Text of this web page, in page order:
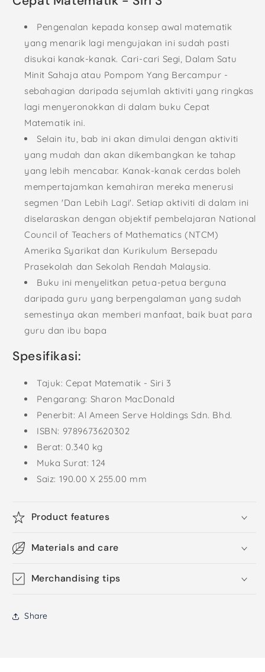
Pengenalan kepada konsep awal matematik
yang menarik lagi mengujakan ini sudah pasti
disukai kanak-kanak. Cari-cari Segi, Dalam Satu
Minit Sahaja atau Pompom Yang Bercampur -
sebahagian daripada sejumlah aktiviti yang ringkas
lagi menyeronokkan di dalam buku Cepat
Matematik ini.
Selain itu, bab ini akan dimulai dengan aktiviti
yang mudah dan akan dikembangkan ke tahap
yang lebih mencabar. Kanak-kanak cerdas boleh
mempertajamkan kemahiran mereka menerusi
segmen 'Dan Lebih Lagi'. Setiap aktiviti di dalam ini
diselaraskan dengan objektif pembelajaran National
Council of Teachers of Mathematics (NTCM)
Amerika Syarikat dan Kurikulum Bersepadu
Prasekolah dan Sekolah Rendah Malaysia.
Buku ini menyelitkan petua-petua berguna
daripada guru yang berpengalaman yang sudah
semestinya akan memberi manfaat, baik buat para
guru dan ibu bapa
Spesifikasi:
Tajuk: Cepat Matematik - Siri 3
Pengarang: Sharon MacDonald
Penerbit: Al Ameen Serve Holdings Sdn. Bhd.
ISBN: 9789673620302
Berat: 0.340 kg
Muka Surat: 124
Saiz: 190.00 X 255.00 mm
Product features
Materials and care
Merchandising tips
Share